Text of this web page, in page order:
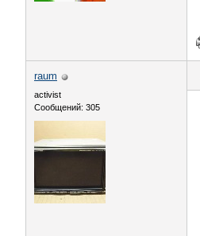
raum
activist
Сообщений: 305